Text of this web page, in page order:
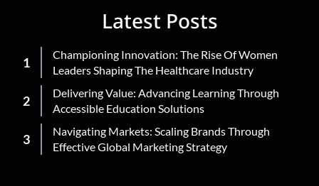
Latest Posts
Championing Innovation: The Rise Of Women
Leaders Shaping The Healthcare Industry
Delivering Value: Advancing Learning Through
Accessible Education Solutions
Navigating Markets: Scaling Brands Through
Effective Global Marketing Strategy